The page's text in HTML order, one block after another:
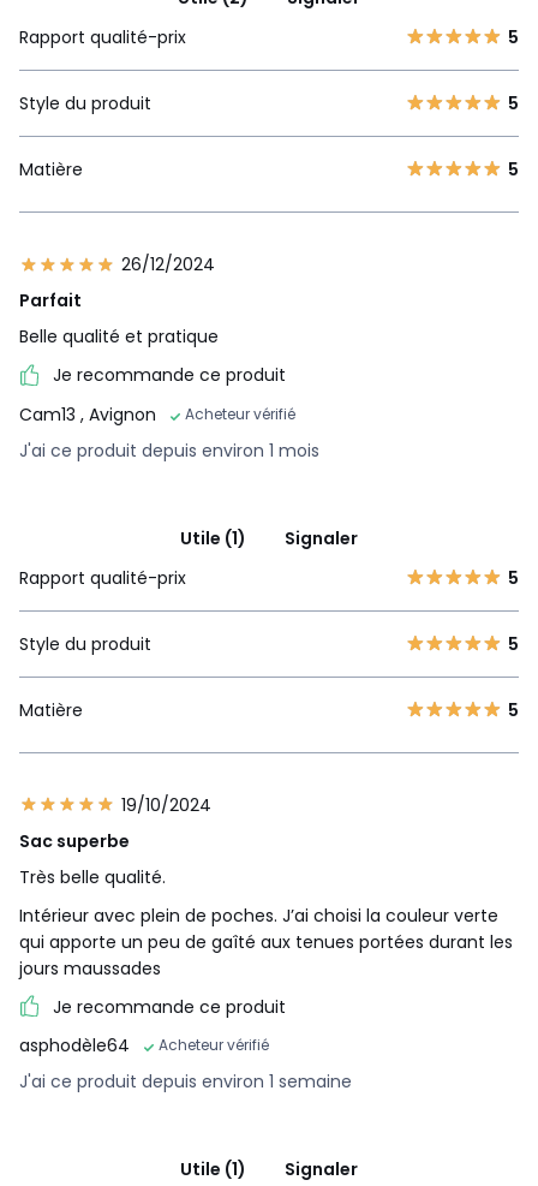
Rapport qualité-prix
5
Style du produit 5
Matière 5
26/12/2024
Parfait
Belle qualité et pratique
Je recommande ce produit
Cam13 , Avignon Acheteur vérifié
J'ai ce produit depuis environ 1 mois
Utile (1)
Signaler
Rapport qualité-prix
5
Style du produit 5
Matière 5
19/10/2024
Sac superbe
Très belle qualité.
Intérieur avec plein de poches. J’ai choisi la couleur verte
qui apporte un peu de gaîté aux tenues portées durant les
jours maussades
Je recommande ce produit
asphodèle64
Acheteur vérifié
J'ai ce produit depuis environ 1 semaine
Utile (1) Signaler